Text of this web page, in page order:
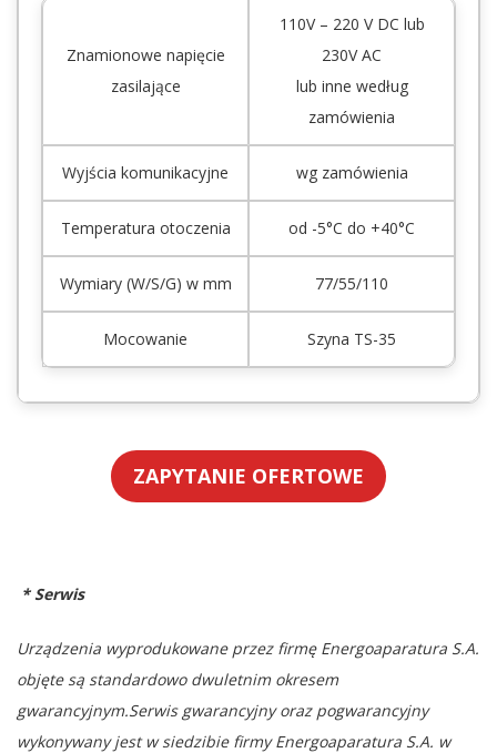
Znamionowe napięcie
zasilające
110V – 220 V DC lub
230V AC
lub inne według
zamówienia
Wyjścia komunikacyjne wg zamówienia
Temperatura otoczenia od -5°C do +40°C
Wymiary (W/S/G) w mm 77/55/110
Mocowanie Szyna TS-35
ZAPYTANIE OFERTOWE
* Serwis
Urządzenia wyprodukowane przez firmę Energoaparatura S.A.
objęte są standardowo dwuletnim okresem
gwarancyjnym.Serwis gwarancyjny oraz pogwarancyjny
wykonywany jest w siedzibie firmy Energoaparatura S.A. w